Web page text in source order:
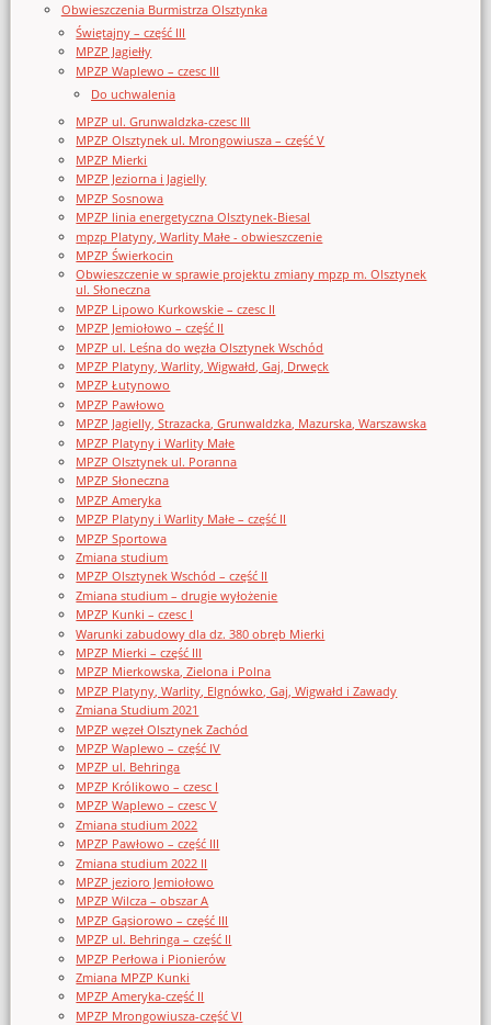
Obwieszczenia Burmistrza Olsztynka
Świętajny – część III
MPZP Jagiełły
MPZP Waplewo – czesc III
Do uchwalenia
MPZP ul. Grunwaldzka-czesc III
MPZP Olsztynek ul. Mrongowiusza – część V
MPZP Mierki
MPZP Jeziorna i Jagielly
MPZP Sosnowa
MPZP linia energetyczna Olsztynek-Biesal
mpzp Platyny, Warlity Małe - obwieszczenie
MPZP Świerkocin
Obwieszczenie w sprawie projektu zmiany mpzp m. Olsztynek
ul. Słoneczna
MPZP Lipowo Kurkowskie – czesc II
MPZP Jemiołowo – część II
MPZP ul. Leśna do węzła Olsztynek Wschód
MPZP Platyny, Warlity, Wigwałd, Gaj, Drwęck
MPZP Łutynowo
MPZP Pawłowo
MPZP Jagielly, Strazacka, Grunwaldzka, Mazurska, Warszawska
MPZP Platyny i Warlity Małe
MPZP Olsztynek ul. Poranna
MPZP Słoneczna
MPZP Ameryka
MPZP Platyny i Warlity Małe – część II
MPZP Sportowa
Zmiana studium
MPZP Olsztynek Wschód – część II
Zmiana studium – drugie wyłożenie
MPZP Kunki – czesc I
Warunki zabudowy dla dz. 380 obręb Mierki
MPZP Mierki – część III
MPZP Mierkowska, Zielona i Polna
MPZP Platyny, Warlity, Elgnówko, Gaj, Wigwałd i Zawady
Zmiana Studium 2021
MPZP węzeł Olsztynek Zachód
MPZP Waplewo – część IV
MPZP ul. Behringa
MPZP Królikowo – czesc I
MPZP Waplewo – czesc V
Zmiana studium 2022
MPZP Pawłowo – część III
Zmiana studium 2022 II
MPZP jezioro Jemiołowo
MPZP Wilcza – obszar A
MPZP Gąsiorowo – część III
MPZP ul. Behringa – część II
MPZP Perłowa i Pionierów
Zmiana MPZP Kunki
MPZP Ameryka-część II
MPZP Mrongowiusza-część VI